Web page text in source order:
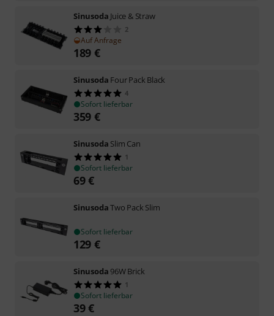
Sinusoda Juice & Straw
2
Auf Anfrage
189 €
Sinusoda Four Pack Black
4
Sofort lieferbar
359 €
Sinusoda Slim Can
1
Sofort lieferbar
69€
SinusodaTwo Pack Slim
Sofort lieferbar
129 €
Sinusoda 96W Brick
1
Sofort lieferbar
39€